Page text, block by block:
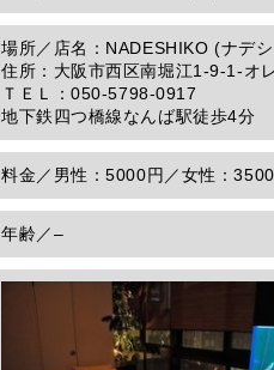
場所／ 店名：NADESHIKO (ナデ
住所：大阪市西区南堀江1-9-1-オ
ＴＥＬ：050-5798-0917
地下鉄四つ橋線なんば駅徒歩4分
料金／ 男性：5000円／女性：
年齢／–